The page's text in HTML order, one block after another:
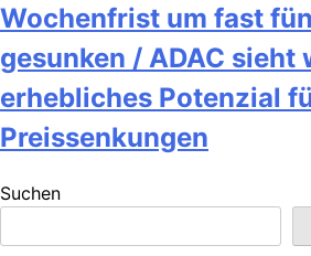
Wochenfrist um fast
gesunken / ADAC sieht
erhebliches Potenzial
Preissenkungen
Suchen